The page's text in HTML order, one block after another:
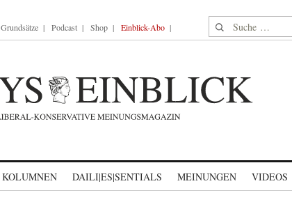
Grundsätze Podcast Shop Einblick-Abo Suche nach:
KOLUMNEN DAILI|ES|SENTIALS MEINUNGEN VIDEOS